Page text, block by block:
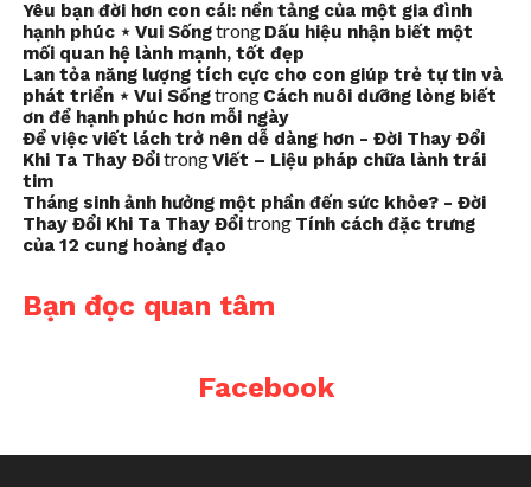
Yêu bạn đời hơn con cái: nền tảng của một gia đình
hạnh phúc ⋆ Vui Sốngtrong Dấu hiệu nhận biết một
mối quan hệ lành mạnh, tốt đẹp
Lan tỏa năng lượng tích cực cho con giúp trẻ tự tin và
phát triển ⋆ Vui Sốngtrong Cách nuôi dưỡng lòng biết
ơn để hạnh phúc hơn mỗi ngày
Để việc viết lách trở nên dễ dàng hơn - Đời Thay Đổi
Khi Ta Thay ĐổitrongViết – Liệu pháp chữa lành trái
tim
Tháng sinh ảnh hưởng một phần đến sức khỏe? - Đời
Thay Đổi Khi Ta Thay Đổitrong Tính cách đặc trưng
của 12 cung hoàng đạo
Bạn đọc quan tâm
Facebook